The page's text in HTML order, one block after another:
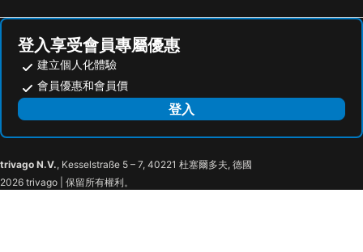
登入享受會員專屬優惠
建立個人化體驗
會員優惠和會員價
登入
trivago N.V., Kesselstraße 5 – 7, 40221 杜塞爾多夫, 德國
2026 trivago | 保留所有權利。